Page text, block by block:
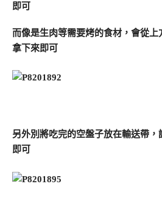
即可
而像是生肉等需要烤的食材，會從
拿下來即可
另外別將吃完的空盤子放在輸送帶
即可